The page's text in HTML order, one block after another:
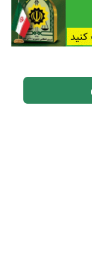
مزایده فروش یک
کامیون کمپرسی